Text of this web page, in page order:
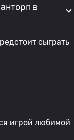
в
сыграть
игрой любимой